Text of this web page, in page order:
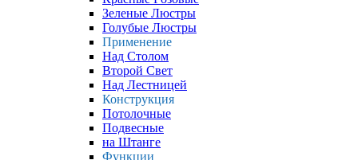
Зеленые Люстры
Голубые Люстры
Применение
Над Столом
Второй Свет
Над Лестницей
Конструкция
Потолочные
Подвесные
на Штанге
Функции